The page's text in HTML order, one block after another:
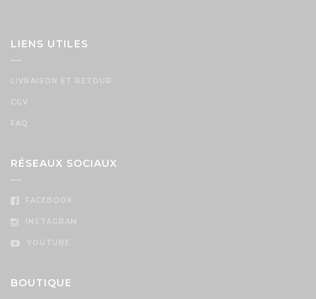
LIENS UTILES
LIVRAISON ET RETOUR
CGV
FAQ
RÉSEAUX SOCIAUX
FACEBOOK
INSTAGRAM
YOUTUBE
BOUTIQUE